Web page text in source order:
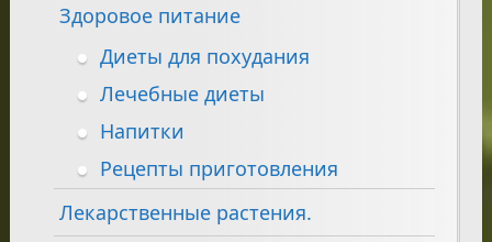
Здоровое питание
Диеты для похудания
Лечебные диеты
Напитки
Рецепты приготовления
Лекарственные растения.